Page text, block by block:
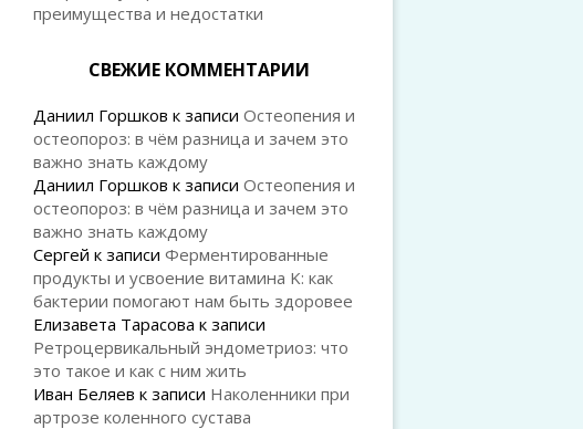
преимущества и недостатки
СВЕЖИЕ КОММЕНТАРИИ
Даниил Горшков к записи Остеопения и
остеопороз: в чём разница и зачем это
важно знать каждому
Даниил Горшков к записи Остеопения и
остеопороз: в чём разница и зачем это
важно знать каждому
Сергей к записи Ферментированные
продукты и усвоение витамина K: как
бактерии помогают нам быть здоровее
Елизавета Тарасова к записи
Ретроцервикальный эндометриоз: что
это такое и как с ним жить
Иван Беляев к записи Наколенники при
артрозе коленного сустава